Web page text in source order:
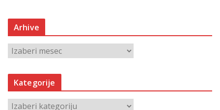
Arhive
r
h
v
Kategorije